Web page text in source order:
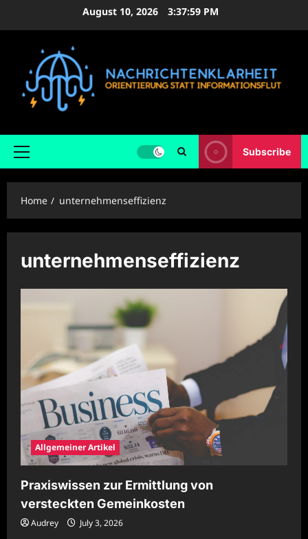
August 10, 2026 3:37:59 PM
Primary
Subscribe
Home unternehmenseffizienz
unternehmenseffizienz
Allgemeiner Artikel
Praxiswissen zur Ermittlung von
versteckten Gemeinkosten
Audrey July 3, 2026